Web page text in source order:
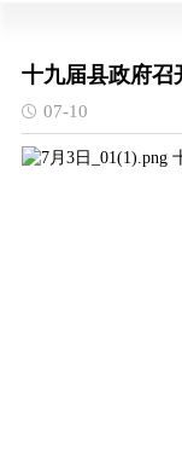
十九届县政府召
07-10